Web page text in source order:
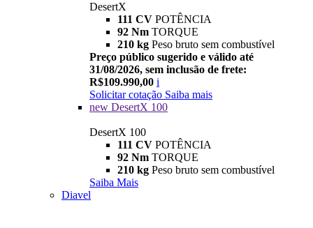
DesertX
111 CV POTÊNCIA
92 Nm TORQUE
210 kg Peso bruto sem combustível
Preço público sugerido e válido até
31/08/2026, sem inclusão de frete:
R$109.990,00 i
Solicitar cotação Saiba mais
new DesertX 100
DesertX 100
111 CV POTÊNCIA
92 Nm TORQUE
210 kg Peso bruto sem combustível
Saiba Mais
Diavel